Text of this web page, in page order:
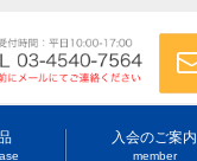
入会のご案内
member